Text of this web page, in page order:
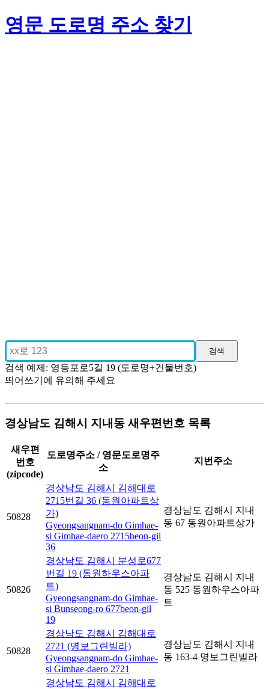
영문 도로명 주소 찾기
검색 예제: 영등포로5길 19 (도로명+건물번호)
띄어쓰기에 유의해 주세요
경상남도 김해시 지내동 새우편번호 목록
새우편
번호
(zipcode)
도로명주소 / 영문도로명주
소
지번주소
50828
경상남도 김해시 김해대로
2715번길 36 (동원아파트상
가)
Gyeongsangnam-do Gimhae-
si Gimhae-daero 2715beon-gil
36
경상남도 김해시 지내
동 67 동원아파트상가
50826
경상남도 김해시 분성로677
번길 19 (동원하우스아파
트)
Gyeongsangnam-do Gimhae-
si Bunseong-ro 677beon-gil
19
경상남도 김해시 지내
동 525 동원하우스아파
트
50828
경상남도 김해시 김해대로
2721 (명보그린빌라)
Gyeongsangnam-do Gimhae-
si Gimhae-daero 2721
경상남도 김해시 지내
동 163-4 명보그린빌라
경상남도 김해시 김해대로